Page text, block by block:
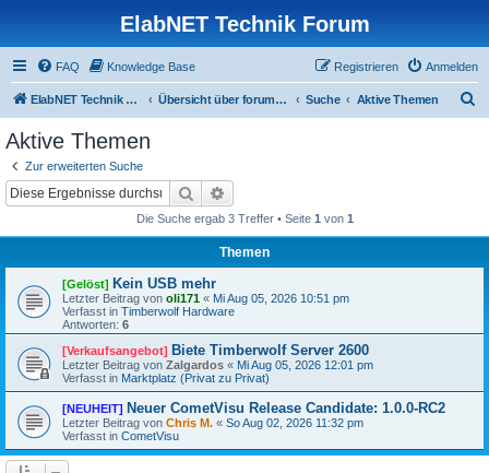
ElabNET Technik Forum
FAQ Knowledge Base Anmelden
Registrieren
ElabNET Technik Forum Übersicht über forum.timberwolf.io Suche Aktive Themen
Aktive Themen
Zur erweiterten Suche
Suche
Die Suche ergab 3 Treffer • Seite 1 von 1
Themen
[Gelöst] Kein USB mehr
Letzter Beitrag von oli171 « Mi Aug 05, 2026 10:51 pm
Verfasst in Timberwolf Hardware
Antworten: 6
[Verkaufsangebot] Biete Timberwolf Server 2600
Letzter Beitrag von Zalgardos « Mi Aug 05, 2026 12:01 pm
Verfasst in Marktplatz (Privat zu Privat)
[NEUHEIT] Neuer CometVisu Release Candidate: 1.0.0-RC2
Letzter Beitrag von Chris M. « So Aug 02, 2026 11:32 pm
Verfasst in CometVisu